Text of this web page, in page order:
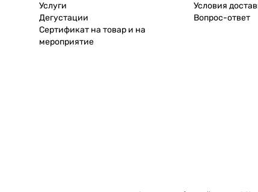
Услуги
Дегустации
Сертификат на товар и на
мероприятие
Условия
Вопрос-ответ